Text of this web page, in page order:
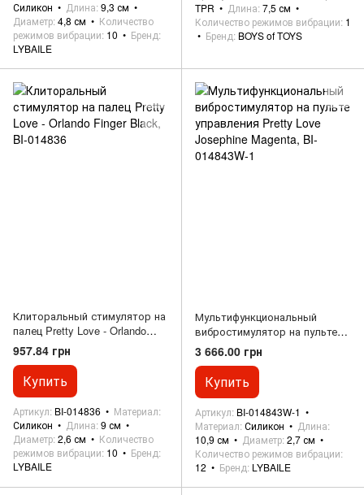
Силикон Длина 9,3 см
Диаметр 4,8 см
Количество
режимов вибрации 10
Бренд
LYBAILE
TPR
Длина 7,5 см
Количество режимов вибрации 1
Бренд BOYS of TOYS
Клиторальный стимулятор на
палец Pretty Love - Orlando
Finger Black, BI-014836
957.84 грн
Купить
Артикул BI-014836
Материал
Силикон
Длина 9 см
Диаметр 2,6 см
Количество
режимов вибрации 10
Бренд
LYBAILE
Мультифункциональный
вибростимулятор на пульте
управления Pretty Love
Josephine Magenta, BI-
014843W-1
3 666.00 грн
Купить
Артикул BI-014843W-1
Материал Силикон
Длина
10,9 см
Диаметр 2,7 см
Количество режимов вибрации
12
Бренд LYBAILE